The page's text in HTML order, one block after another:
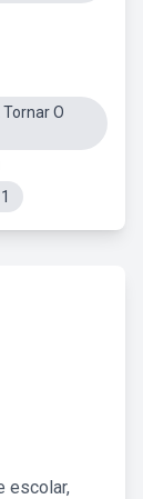
O
escolar,